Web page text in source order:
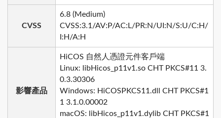
CVSS
6.8 (Medium)
CVSS:3.1/AV:P/AC:L/PR:N/UI:N/S:U/C:H/
I:H/A:H
影響產品
HiCOS 自然人憑證元件客戶端
Linux: libHicos_p11v1.so CHT PKCS#11 3.
0.3.30306
Windows: HiCOSPKCS11.dll CHT PKCS#1
1 3.1.0.00002
macOS: libHicos_p11v1.dylib CHT PKCS#1